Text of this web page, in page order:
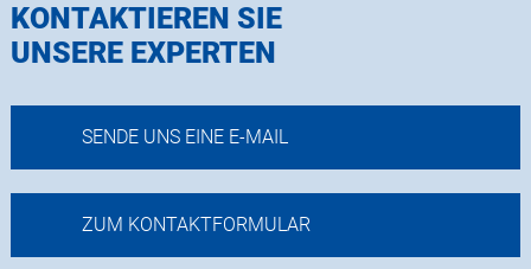
KONTAKTIEREN SIE
UNSERE EXPERTEN
SENDE UNS EINE E-MAIL
ZUM KONTAKTFORMULAR